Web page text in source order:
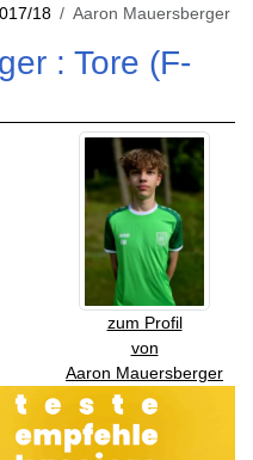
18 Aaron Mauersberger
: Tore (F-
zum Profil
von
Aaron Mauersberger